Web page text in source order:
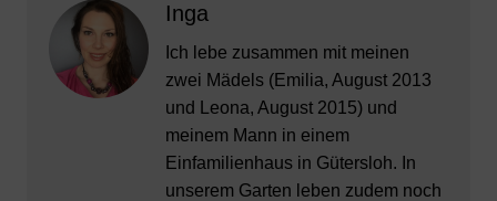
Inga
Ich lebe zusammen mit meinen
zwei Mädels (Emilia, August 2013
und Leona, August 2015) und
meinem Mann in einem
Einfamilienhaus in Gütersloh. In
unserem Garten leben zudem noch